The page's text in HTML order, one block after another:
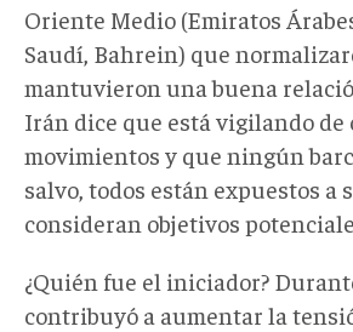
Oriente Medio (Emiratos
Saudí, Bahrein) que
mantuvieron una buena
Irán dice que está vigilando de
movimientos y que ningún
salvo, todos están expuestos a
consideran objetivos
¿Quién fue el iniciador?
contribuyó a aumentar la